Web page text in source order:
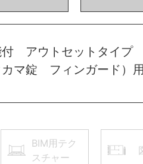
付 アウトセットタイ
マ錠 フィンガード）
BIM用テク
スチャー